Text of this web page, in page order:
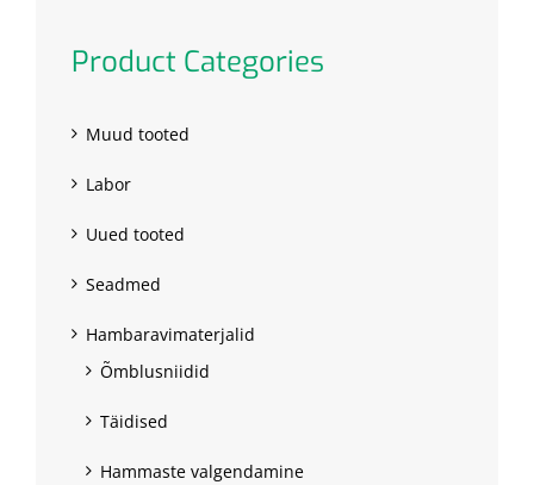
Product Categories
Muud tooted
Labor
Uued tooted
Seadmed
Hambaravimaterjalid
Õmblusniidid
Täidised
Hammaste valgendamine